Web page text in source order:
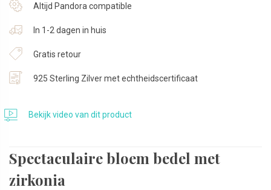
Altijd Pandora compatible
In 1-2 dagen in huis
Gratis retour
925 Sterling Zilver met echtheidscertificaat
Bekijk video van dit product
Spectaculaire bloem bedel met
zirkonia